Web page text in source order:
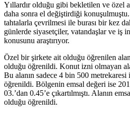
Yıllardır olduğu gibi bekletilen ve özel
daha sonra el değiştirdiği
tahtalarla çevrilmesi ile burası bir kez
günlerde siyasetçiler, vatandaşlar ve iş
konusunu araştırıyor.
Özel bir şirkete ait olduğu öğrenilen
olduğu öğrenildi. Konut izni olmayan
Bu alanın sadece 4 bin 500 metrekaresi
öğrenildi. Bölgenin emsal değeri ise
03.’dan 0.45’e çıkartılmıştı. Alanın
olduğu öğrenildi.